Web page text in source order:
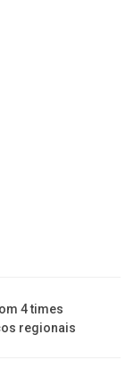
4 times
regionais